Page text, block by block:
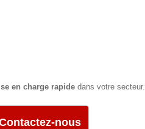
en charge rapide dans votre secteur.
nous